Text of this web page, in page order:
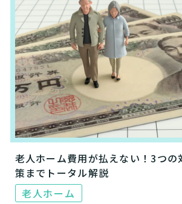
老人ホーム費用が払えない！3つの
策までトータル解説
老人ホーム